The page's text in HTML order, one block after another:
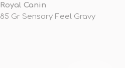
Royal Canin
85 Gr Sensory Feel Gravy